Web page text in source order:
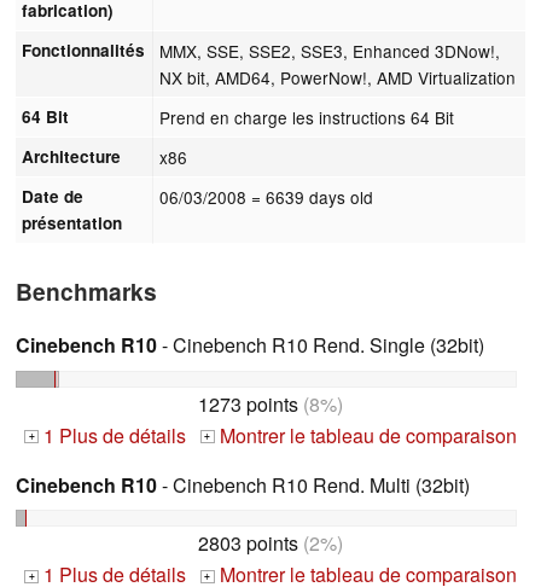
fabrication)
Fonctionnalités
MMX, SSE, SSE2, SSE3, Enhanced 3DNow!,
NX bit, AMD64, PowerNow!, AMD Virtualization
64 Bit Prend en charge les instructions 64 Bit
Architecture x86
Date de
présentation
06/03/2008 = 6639 days old
Benchmarks
Cinebench R10- Cinebench R10 Rend. Single (32bit)
1273 points (8%)
+ 1 Plus de détails + Montrer le tableau de comparaison
Cinebench R10- Cinebench R10 Rend. Multi (32bit)
2803 points (2%)
+ 1 Plus de détails + Montrer le tableau de comparaison